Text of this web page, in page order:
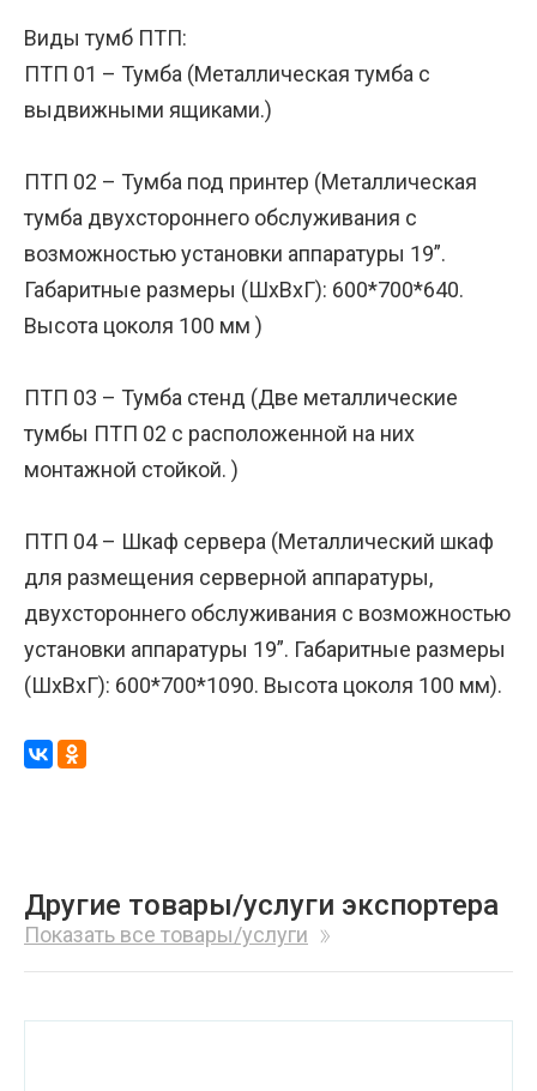
Виды тумб ПТП:
ПТП 01 – Тумба (Металлическая тумба с
выдвижными ящиками.)
ПТП 02 – Тумба под принтер (Металлическая
тумба двухстороннего обслуживания с
возможностью установки аппаратуры 19”.
Габаритные размеры (ШхВхГ): 600*700*640.
Высота цоколя 100 мм )
ПТП 03 – Тумба стенд (Две металлические
тумбы ПТП 02 с расположенной на них
монтажной стойкой. )
ПТП 04 – Шкаф сервера (Металлический шкаф
для размещения серверной аппаратуры,
двухстороннего обслуживания с возможностью
установки аппаратуры 19”. Габаритные размеры
(ШхВхГ): 600*700*1090. Высота цоколя 100 мм).
Другие товары/услуги экспортера
Показать все товары/услуги